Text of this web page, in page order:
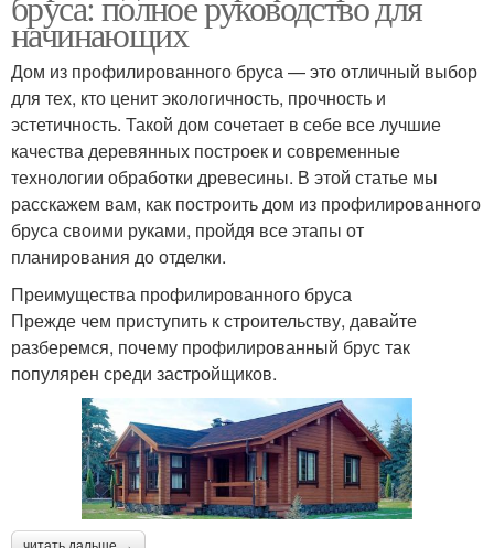
начинающих
Дом из профилированного бруса — это отличный выбор
для тех, кто ценит экологичность, прочность и
эстетичность. Такой дом сочетает в себе все лучшие
качества деревянных построек и современные
технологии обработки древесины. В этой статье мы
расскажем вам, как построить дом из профилированного
бруса своими руками, пройдя все этапы от
планирования до отделки.
Преимущества профилированного бруса
Прежде чем приступить к строительству, давайте
разберемся, почему профилированный брус так
популярен среди застройщиков.